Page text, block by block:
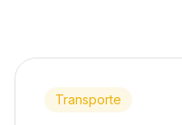
Transporte